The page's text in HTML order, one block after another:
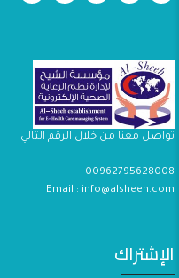
تواصل معنا من خلال الرقم التالي
00962795628008
Email : info@alsheeh.com
الإشتراك